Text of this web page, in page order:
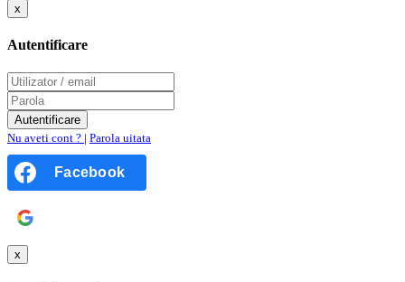
x
Autentificare
Nu aveti cont ? | Parola uitata
Facebook
x